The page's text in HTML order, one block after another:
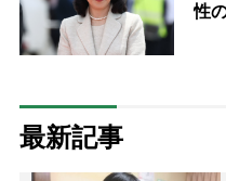
性
最新記事